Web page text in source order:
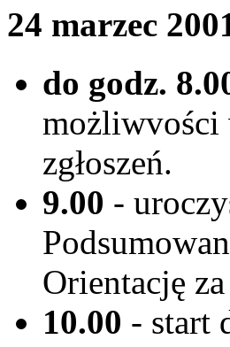
24 marzec
do godz.
możliwvości
zgłoszeń.
9.00 -
Orientację
10.00 - start